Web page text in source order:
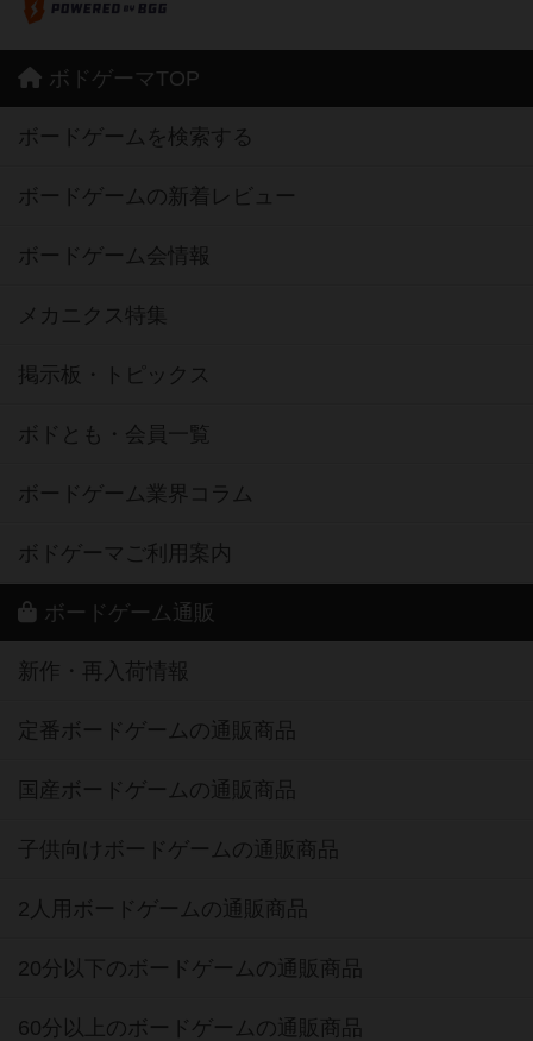
ボドゲーマTOP
ボードゲームを検索する
ボードゲームの新着レビュー
ボードゲーム会情報
メカニクス特集
掲示板・トピックス
ボドとも・会員一覧
ボードゲーム業界コラム
ボドゲーマご利用案内
ボードゲーム通販
新作・再入荷情報
定番ボードゲームの通販商品
国産ボードゲームの通販商品
子供向けボードゲームの通販商品
2人用ボードゲームの通販商品
20分以下のボードゲームの通販商品
60分以上のボードゲームの通販商品